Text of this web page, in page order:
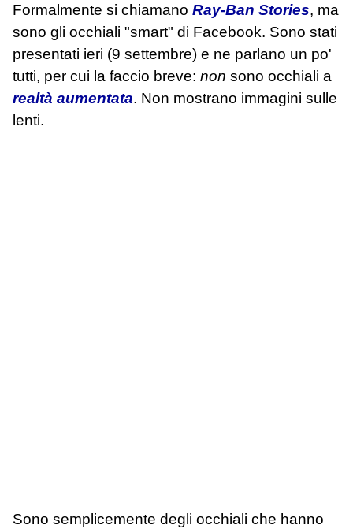
Formalmente si chiamano Ray-Ban Stories, ma
sono gli occhiali "smart" di Facebook. Sono stati
presentati ieri (9 settembre) e ne parlano un po'
tutti, per cui la faccio breve: non sono occhiali a
realtà aumentata. Non mostrano immagini sulle
lenti.
Sono semplicemente degli occhiali che hanno